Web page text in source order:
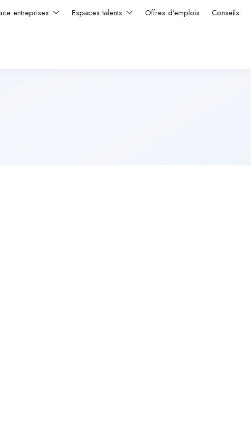
entreprises Espaces talents Offres d’emplois Conseils